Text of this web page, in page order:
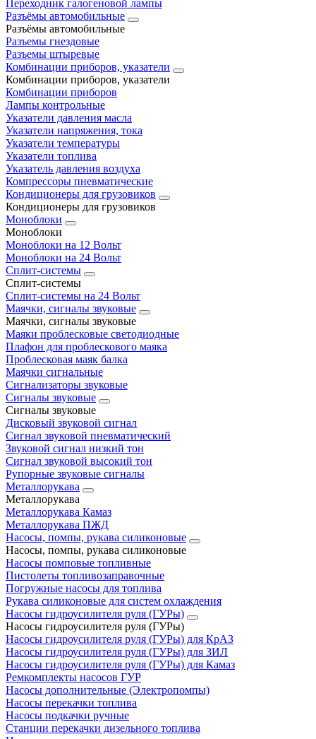
Переходник галогеновой лампы
Разъёмы автомобильные
Разъёмы автомобильные
Разъемы гнездовые
Разъемы штыревые
Комбинации приборов, указатели
Комбинации приборов, указатели
Комбинации приборов
Лампы контрольные
Указатели давления масла
Указатели напряжения, тока
Указатели температуры
Указатели топлива
Указатель давления воздуха
Компрессоры пневматические
Кондиционеры для грузовиков
Кондиционеры для грузовиков
Моноблоки
Моноблоки
Моноблоки на 12 Вольт
Моноблоки на 24 Вольт
Сплит-системы
Сплит-системы
Сплит‑системы на 24 Вольт
Маячки, сигналы звуковые
Маячки, сигналы звуковые
Маяки проблесковые светодиодные
Плафон для проблескового маяка
Проблесковая маяк балка
Маячки сигнальные
Сигнализаторы звуковые
Сигналы звуковые
Сигналы звуковые
Дисковый звуковой сигнал
Сигнал звуковой пневматический
Звуковой сигнал низкий тон
Сигнал звуковой высокий тон
Рупорные звуковые сигналы
Металлорукава
Металлорукава
Металлорукава Камаз
Металлорукава ПЖД
Насосы, помпы, рукава силиконовые
Насосы, помпы, рукава силиконовые
Насосы помповые топливные
Пистолеты топливозаправочные
Погружные насосы для топлива
Рукава силиконовые для систем охлаждения
Насосы гидроусилителя руля (ГУРы)
Насосы гидроусилителя руля (ГУРы)
Насосы гидроусилителя руля (ГУРы) для КрАЗ
Насосы гидроусилителя руля (ГУРы) для ЗИЛ
Насосы гидроусилителя руля (ГУРы) для Камаз
Ремкомплекты насосов ГУР
Насосы дополнительные (Электропомпы)
Насосы перекачки топлива
Насосы подкачки ручные
Станции перекачки дизельного топлива